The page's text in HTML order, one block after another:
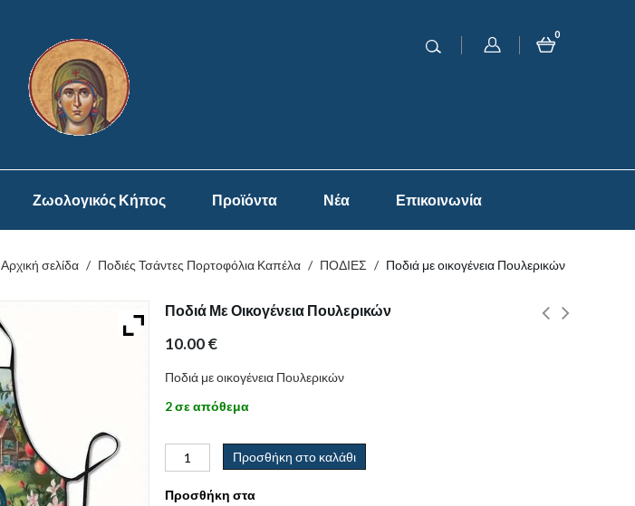
0
Ζωολογικός Κήπος Προϊόντα Νέα Επικοινωνία
Αρχική σελίδα / Ποδιές Τσάντες Πορτοφόλια Καπέλα / ΠΟΔΙΕΣ / Ποδιά με οικογένεια Πουλερικών
Ποδιά Με Οικογένεια Πουλερικών
10.00€
Ποδιά με οικογένεια Πουλερικών
2 σε απόθεμα
Προσθήκη στο καλάθι
Προσθήκη στα